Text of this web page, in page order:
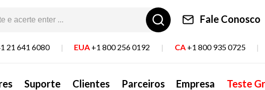
Suporte Clientes Parceiros Empresa Teste
21 641 6080 | EUA +1 800 256 0192 | CA +1 800 935 0725 |
Fale Conosco